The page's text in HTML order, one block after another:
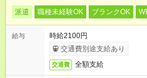
派遣 職種未経験OK ブランクOK
給与
時給2100円
交通費別途支給あり
交通費 全額支給